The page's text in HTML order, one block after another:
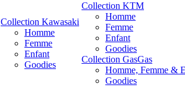
Collection Kawasaki
Homme
Femme
Enfant
Goodies
Collection KTM
Homme
Femme
Enfant
Goodies
Collection GasGas
Homme, Femme &
Goodies